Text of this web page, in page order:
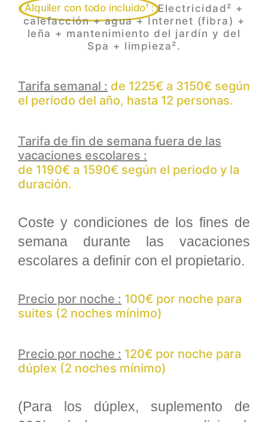
Alquiler con todo incluido¹ : Electricidad² +
calefacción + agua + Internet (fibra) +
leña + mantenimiento del jardín y del
Spa + limpieza².
Tarifa semanal : de 1225€ a 3150€ según
el periodo del año, hasta 12 personas.
Tarifa de fin de semana fuera de las
vacaciones escolares :
de 1190€ a 1590€ según el periodo y la
duración.
Coste y condiciones de los fines de
semana durante las vacaciones
escolares a definir con el propietario.
Precio por noche : 100€ por noche para
suites (2 noches mínimo)
Precio por noche : 120€ por noche para
dúplex (2 noches mínimo)
(Para los dúplex, suplemento de